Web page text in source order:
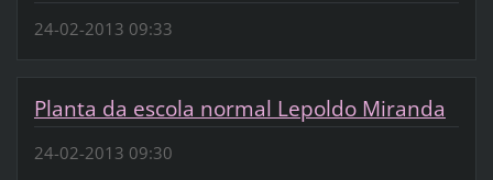
24-02-2013 09:33
Planta da escola normal Lepoldo Miranda
24-02-2013 09:30